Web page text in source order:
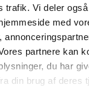
trafik. Vi deler
med
partnere kan
du har
din brug af deres
oliven.
til
hygge. Den
rene linjer, som
stærkt valg til dig,
Kombinér den